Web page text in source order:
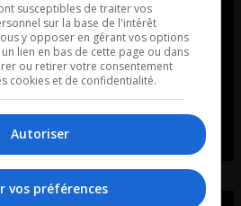
susceptibles de traiter vos
sur la base de l'intérêt
y opposer en gérant vos options
lien en bas de cette page ou dans
ou retirer votre consentement
cookies et de confidentialité.
Autoriser
vos préférences